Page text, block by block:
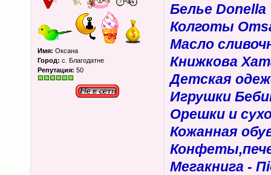
Имя: Оксана
Город: с. Благодатне
Репутация: 50
Белье Donella
Колготы
Масло
Книжкова
Детская
Игрушки
Орешки и
Кожанная
Мегакнига -